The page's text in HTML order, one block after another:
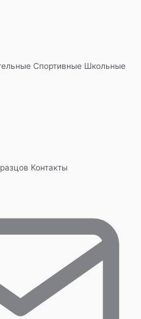
Спортивные Школьные
Контакты